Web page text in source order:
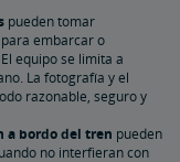
pueden tomar
embarcar o
equipo se limita a
La fotografía y el
razonable, seguro y
a bordo del tren pueden
no interfieran con